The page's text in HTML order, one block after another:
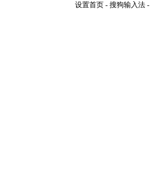
设置首页- 搜狗输入法-